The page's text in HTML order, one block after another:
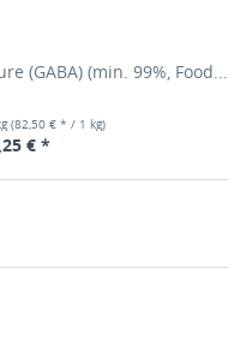
(GABA) (min. 99%, Food...
(82,50 € * / 1 kg)
€ *